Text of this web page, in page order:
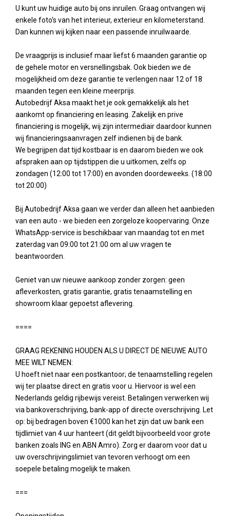
U kunt uw huidige auto bij ons inruilen. Graag ontvangen wij
enkele foto's van het interieur, exterieur en kilometerstand.
Dan kunnen wij kijken naar een passende inruilwaarde.
De vraagprijs is inclusief maar liefst 6 maanden garantie op
de gehele motor en versnellingsbak. Ook bieden we de
mogelijkheid om deze garantie te verlengen naar 12 of 18
maanden tegen een kleine meerprijs.
Autobedrijf Aksa maakt het je ook gemakkelijk als het
aankomt op financiering en leasing. Zakelijk en prive
financiering is mogelijk, wij zijn intermediair daardoor kunnen
wij financieringsaanvragen zelf indienen bij de bank.
We begrijpen dat tijd kostbaar is en daarom bieden we ook
afspraken aan op tijdstippen die u uitkomen, zelfs op
zondagen (12:00 tot 17:00) en avonden doordeweeks. (18:00
tot 20:00)
Bij Autobedrijf Aksa gaan we verder dan alleen het aanbieden
van een auto - we bieden een zorgeloze koopervaring. Onze
WhatsApp-service is beschikbaar van maandag tot en met
zaterdag van 09:00 tot 21:00 om al uw vragen te
beantwoorden.
Geniet van uw nieuwe aankoop zonder zorgen: geen
afleverkosten, gratis garantie, gratis tenaamstelling en
showroom klaar gepoetst aflevering.
====
GRAAG REKENING HOUDEN ALS U DIRECT DE NIEUWE AUTO
MEE WILT NEMEN:
U hoeft niet naar een postkantoor; de tenaamstelling regelen
wij ter plaatse direct en gratis voor u. Hiervoor is wel een
Nederlands geldig rijbewijs vereist. Betalingen verwerken wij
via bankoverschrijving, bank-app of directe overschrijving. Let
op: bij bedragen boven €1000 kan het zijn dat uw bank een
tijdlimiet van 4 uur hanteert (dit geldt bijvoorbeeld voor grote
banken zoals ING en ABN Amro). Zorg er daarom voor dat u
uw overschrijvingslimiet van tevoren verhoogt om een
soepele betaling mogelijk te maken.
===